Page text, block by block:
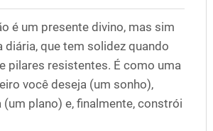
é um presente divino, mas sim
diária, que tem solidez quando
pilares resistentes. É como uma
você deseja (um sonho),
plano) e, finalmente, constrói